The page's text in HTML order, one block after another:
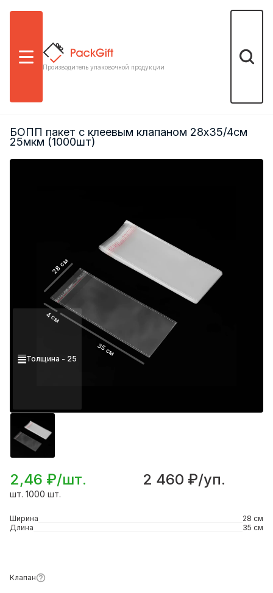
Меню
Производитель упаковочной продукции
Поиск
28 см
4 см
35 см
Толщина - 25
БОПП пакет с клеевым клапаном 28х35/4см
25мкм (1000шт)
2,46 ₽/шт. 2 460 ₽/уп.
шт. 1000 шт.
Ширина
28 см
Длина
35 см
Клапан